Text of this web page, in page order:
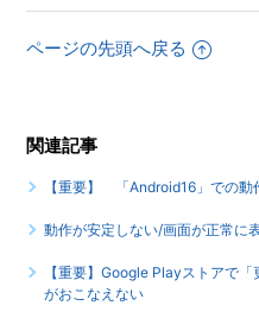
ページの先頭へ戻る
関連記事
【重要】 「Android16」での動
動作が安定しない/画面が正常に
【重要】Google Playストアで
がおこなえない